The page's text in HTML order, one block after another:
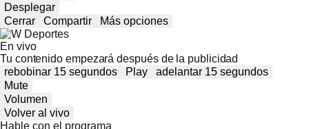
Desplegar
Cerrar
Compartir Más opciones
En vivo
Tu contenido empezará después de la publicidad
rebobinar 15 segundos
Play
adelantar 15 segundos
Mute
Volumen
Volver al vivo
Hable con el programa